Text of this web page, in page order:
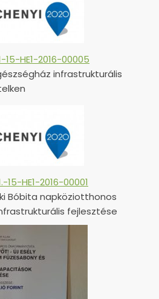
15-HE1-2016-00005
infrastrukturális
15-HE1-2016-00001
Bóbita napköziotthonos
fejlesztése